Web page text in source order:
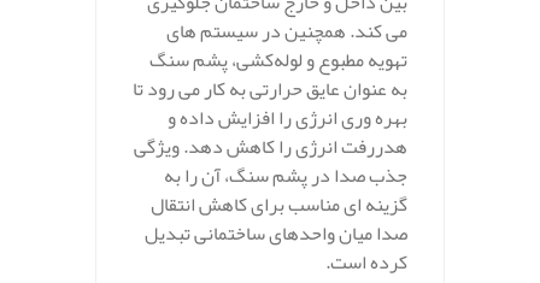
می‌ کند. همچنین در سیستم‌ های
تهویه مطبوع و لوله‌کشی، پشم سنگ
به عنوان عایق حرارتی به کار می‌ رود تا
بهره‌ وری انرژی را افزایش داده و
هدررفت انرژی را کاهش دهد. ویژگی
جذب صدا در پشم سنگ، آن را به
گزینه‌ ای مناسب برای کاهش انتقال
صدا میان واحدهای ساختمانی تبدیل
کرده است.